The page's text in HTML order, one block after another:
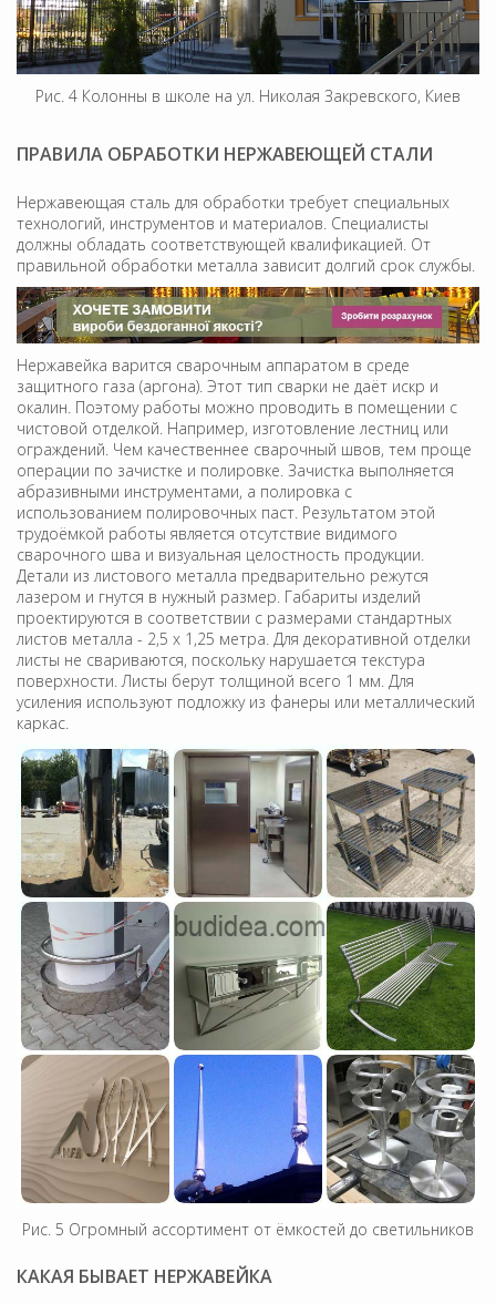
Рис. 4 Колонны в школе на ул. Николая Закревского, Киев
ПРАВИЛА ОБРАБОТКИ НЕРЖАВЕЮЩЕЙ СТАЛИ
Нержавеющая сталь для обработки требует специальных
технологий, инструментов и материалов. Специалисты
должны обладать соответствующей квалификацией. От
правильной обработки металла зависит долгий срок службы.
Нержавейка варится сварочным аппаратом в среде
защитного газа (аргона). Этот тип сварки не даёт искр и
окалин. Поэтому работы можно проводить в помещении с
чистовой отделкой. Например, изготовление лестниц или
ограждений. Чем качественнее сварочный швов, тем проще
операции по зачистке и полировке. Зачистка выполняется
абразивными инструментами, а полировка с
использованием полировочных паст. Результатом этой
трудоёмкой работы является отсутствие видимого
сварочного шва и визуальная целостность продукции.
Детали из листового металла предварительно режутся
лазером и гнутся в нужный размер. Габариты изделий
проектируются в соответствии с размерами стандартных
листов металла - 2,5 х 1,25 метра. Для декоративной отделки
листы не свариваются, поскольку нарушается текстура
поверхности. Листы берут толщиной всего 1 мм. Для
усиления используют подложку из фанеры или металлический
каркас.
Рис. 5 Огромный ассортимент от ёмкостей до светильников
КАКАЯ БЫВАЕТ НЕРЖАВЕЙКА